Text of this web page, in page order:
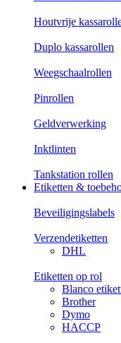
Houtvrije
Duplo kassarollen
Weegschaalrollen
Pinrollen
Geldverwerking
Inktlinten
Tankstation rollen
Etiketten &
Beveiligingslabels
Verzendetiketten
DHL
Etiketten op rol
Blanco
Brother
Dymo
HACCP